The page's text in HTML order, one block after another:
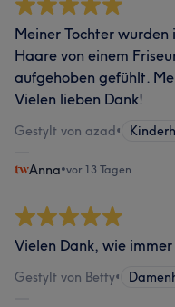
Meiner Tochter wurden
Haare von einem
aufgehoben gefühlt.
Vielen lieben Dank!
Gestylt von azad•
Anna•vor 13 Tagen
Vielen Dank, wie immer
Gestylt von Betty•